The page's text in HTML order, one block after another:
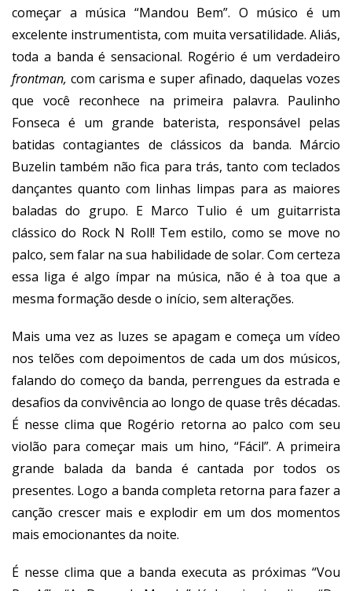
começar a música “Mandou Bem”. O músico é um
excelente instrumentista, com muita versatilidade. Aliás,
toda a banda é sensacional. Rogério é um verdadeiro
frontman,com carisma e super afinado, daquelas vozes
que você reconhece na primeira palavra. Paulinho
Fonseca é um grande baterista, responsável pelas
batidas contagiantes de clássicos da banda. Márcio
Buzelin também não fica para trás, tanto com teclados
dançantes quanto com linhas limpas para as maiores
baladas do grupo. E Marco Tulio é um guitarrista
clássico do Rock N Roll! Tem estilo, como se move no
palco, sem falar na sua habilidade de solar. Com certeza
essa liga é algo ímpar na música, não é à toa que a
mesma formação desde o início, sem alterações.
Mais uma vez as luzes se apagam e começa um vídeo
nos telões com depoimentos de cada um dos músicos,
falando do começo da banda, perrengues da estrada e
desafios da convivência ao longo de quase três décadas.
É nesse clima que Rogério retorna ao palco com seu
violão para começar mais um hino, “Fácil”. A primeira
grande balada da banda é cantada por todos os
presentes. Logo a banda completa retorna para fazer a
canção crescer mais e explodir em um dos momentos
mais emocionantes da noite.
É nesse clima que a banda executa as próximas “Vou